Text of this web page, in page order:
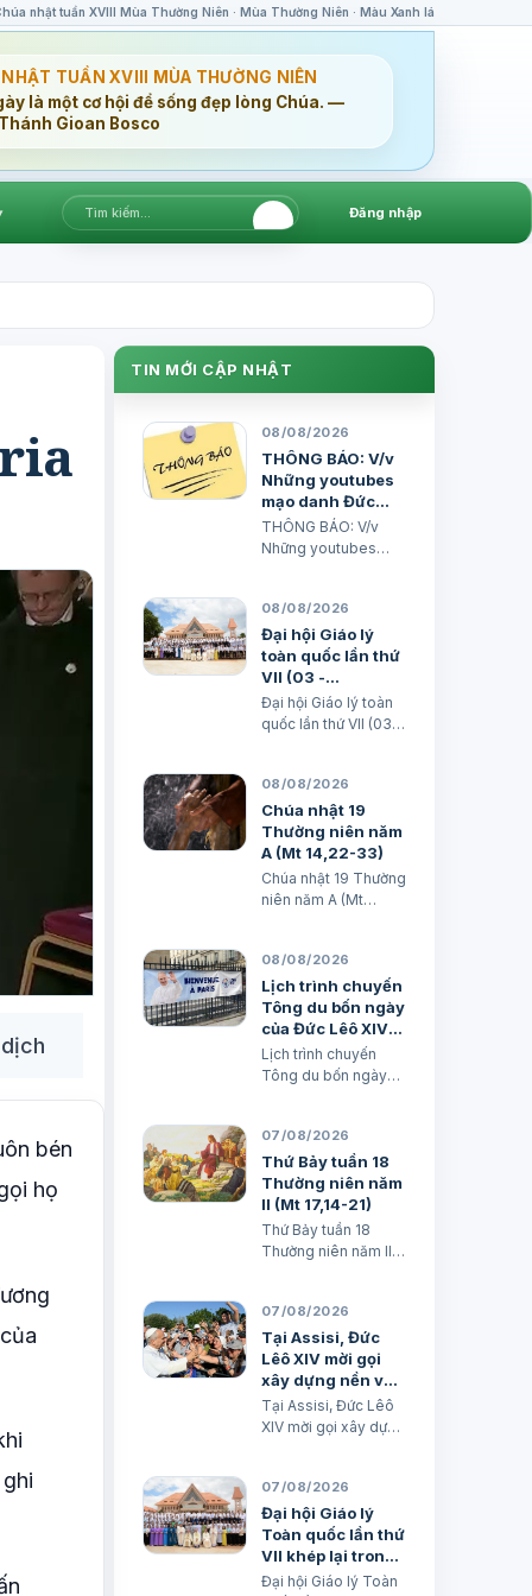
nhật tuần XVIII Mùa Thường Niên · Mùa Thường Niên · Màu Xanh lá
NHẬT TUẦN XVIII MÙA THƯỜNG NIÊN
là một cơ hội để sống đẹp lòng Chúa. —
Gioan Bosco
Đăng nhập
bén
họ
TIN MỚI CẬP NHẬT
08/08/2026
THÔNG BÁO: V/v
Những youtubes
mạo danh Đức
Giám mục Giáo
phận Mỹ Tho
THÔNG BÁO: V/v
Những youtubes
Tho Ban Truyền
thông Giáo phận
Ngày 08/08/2026
GIÁO PHẬN MỸ THO
BAN TRUYỀN
THÔNG THÔNG
Đức Giám mục Giáo
phận Mỹ Tho
Những…
08/08/2026
Đại hội Giáo lý
toàn quốc lần thứ
VII (03 -
06/8/2026) - Bản
ghi nhớ
Đại hội Giáo lý toàn
quốc lần thứ VII (03 -
& Lm. Micae Khắc
Minh
08/08/2026
Chúa nhật 19
Thường niên năm
A (Mt 14,22-33)
Chúa nhật 19 Thường
niên năm A (Mt
& các tác giả
08/08/2026
Lịch trình chuyến
Tông du bốn ngày
của Đức Lêô XIV
tại Pháp
Lịch trình chuyến
Tông du bốn ngày
dịch
07/08/2026
Thứ Bảy tuần 18
Thường niên năm
II (Mt 17,14-21)
Thứ Bảy tuần 18
Thường niên năm II
& các tác giả Ngày
08/08/2026 “Tôi đã
đem cháu đến cho
các môn đệ Ngài
chữa, nhưng các ông
không chữa được”.
07/08/2026
Tại Assisi, Đức
Lêô XIV mời gọi
xây dựng nền văn
minh tình thương
Tại Assisi, Đức Lêô
XIV mời gọi xây dựng
biên dịch
07/08/2026
Đại hội Giáo lý
Toàn quốc lần thứ
VII khép lại trong
hiệp thông và mở
Đại hội Giáo lý Toàn